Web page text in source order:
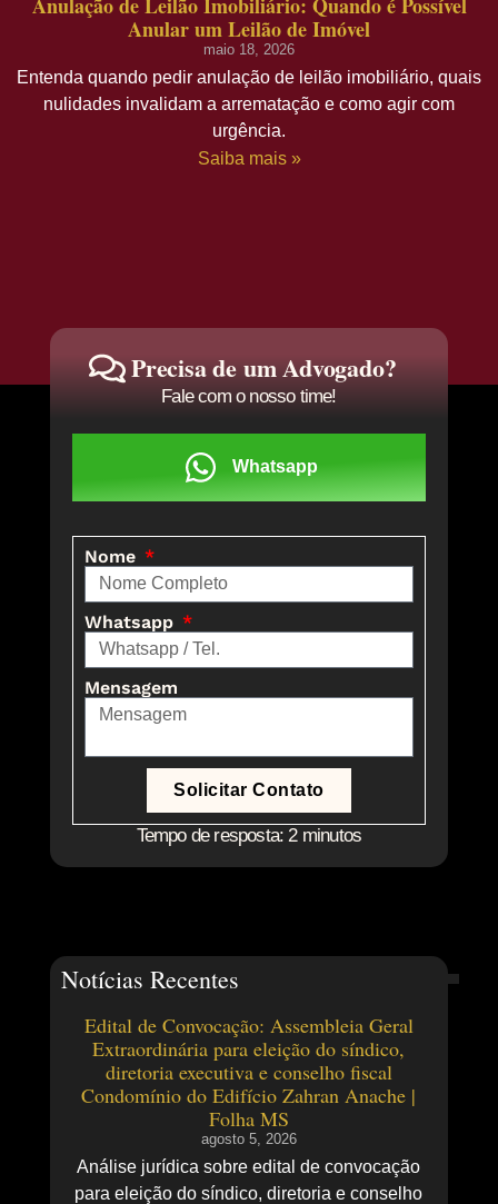
Anular um Leilão de Imóvel
maio 18, 2026
Entenda quando pedir anulação de leilão imobiliário, quais
nulidades invalidam a arrematação e como agir com
urgência.
Saiba mais »
Precisa de um Advogado?
Fale com o nosso time!
Whatsapp
Nome
Whatsapp
Mensagem
Solicitar Contato
Tempo de resposta: 2 minutos
Notícias Recentes
Edital de Convocação: Assembleia Geral
Extraordinária para eleição do síndico,
diretoria executiva e conselho fiscal
Condomínio do Edifício Zahran Anache |
Folha MS
agosto 5, 2026
Análise jurídica sobre edital de convocação
para eleição do síndico, diretoria e conselho